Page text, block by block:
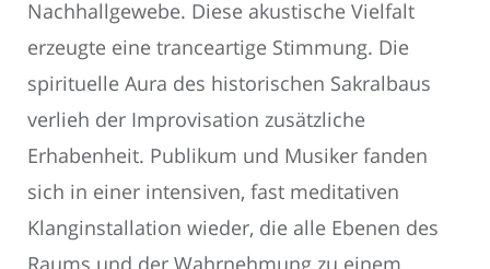
Nachhallgewebe. Diese akustische Vielfalt
erzeugte eine tranceartige Stimmung. Die
spirituelle Aura des historischen Sakralbaus
verlieh der Improvisation zusätzliche
Erhabenheit. Publikum und Musiker fanden
sich in einer intensiven, fast meditativen
Klanginstallation wieder, die alle Ebenen des